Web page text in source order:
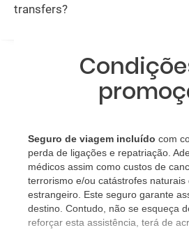
transfers?
Seguro de viagem incluído com
perda de ligações e repatriação.
médicos assim como custos de
terrorismo e/ou catástrofes
estrangeiro. Este seguro garante
destino. Contudo, não se esqueça
reforçar esta assistência, terá de